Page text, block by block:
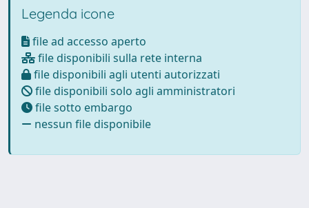
Legenda icone
file ad accesso aperto
file disponibili sulla rete interna
file disponibili agli utenti autorizzati
file disponibili solo agli amministratori
file sotto embargo
nessun file disponibile